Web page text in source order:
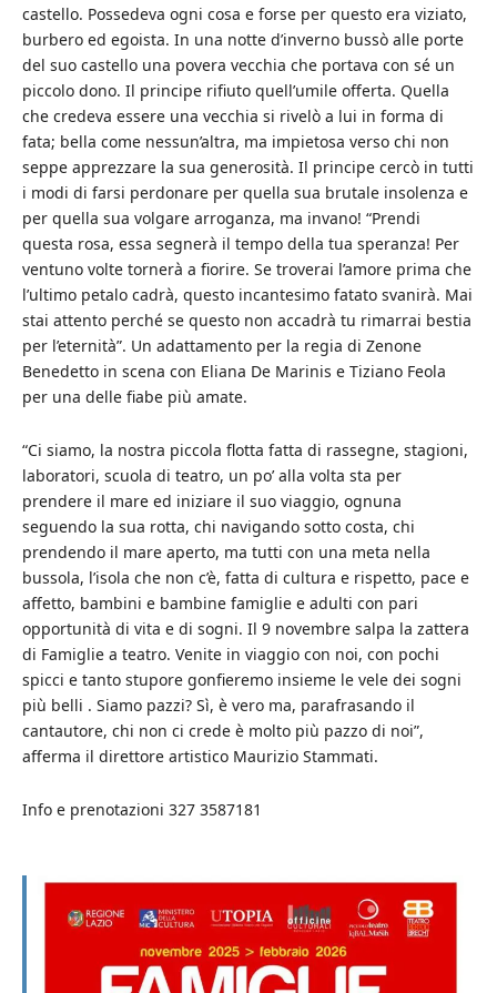
castello. Possedeva ogni cosa e forse per questo era viziato,
burbero ed egoista. In una notte d’inverno bussò alle porte
del suo castello una povera vecchia che portava con sé un
piccolo dono. Il principe rifiuto quell’umile offerta. Quella
che credeva essere una vecchia si rivelò a lui in forma di
fata; bella come nessun’altra, ma impietosa verso chi non
seppe apprezzare la sua generosità. Il principe cercò in tutti
i modi di farsi perdonare per quella sua brutale insolenza e
per quella sua volgare arroganza, ma invano! “Prendi
questa rosa, essa segnerà il tempo della tua speranza! Per
ventuno volte tornerà a fiorire. Se troverai l’amore prima che
l’ultimo petalo cadrà, questo incantesimo fatato svanirà. Mai
stai attento perché se questo non accadrà tu rimarrai bestia
per l’eternità”. Un adattamento per la regia di Zenone
Benedetto in scena con Eliana De Marinis e Tiziano Feola
per una delle fiabe più amate.
“Ci siamo, la nostra piccola flotta fatta di rassegne, stagioni,
laboratori, scuola di teatro, un po’ alla volta sta per
prendere il mare ed iniziare il suo viaggio, ognuna
seguendo la sua rotta, chi navigando sotto costa, chi
prendendo il mare aperto, ma tutti con una meta nella
bussola, l’isola che non c’è, fatta di cultura e rispetto, pace e
affetto, bambini e bambine famiglie e adulti con pari
opportunità di vita e di sogni. Il 9 novembre salpa la zattera
di Famiglie a teatro. Venite in viaggio con noi, con pochi
spicci e tanto stupore gonfieremo insieme le vele dei sogni
più belli . Siamo pazzi? Sì, è vero ma, parafrasando il
cantautore, chi non ci crede è molto più pazzo di noi”,
afferma il direttore artistico Maurizio Stammati.
Info e prenotazioni 327 3587181